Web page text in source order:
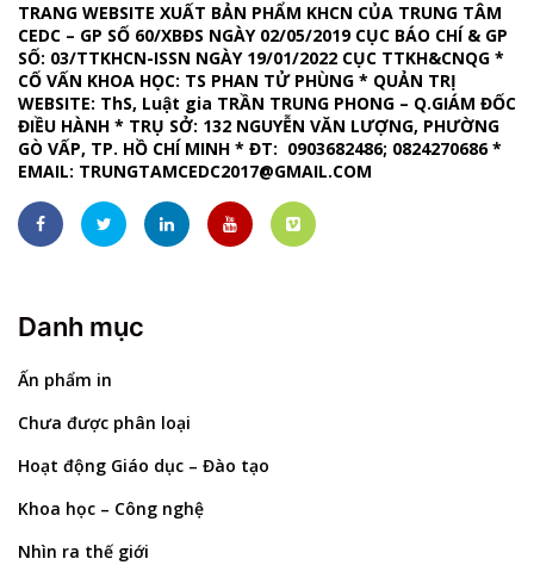
TRANG WEBSITE XUẤT BẢN PHẨM KHCN CỦA TRUNG TÂM
CEDC – GP SỐ 60/XBĐS NGÀY 02/05/2019 CỤC BÁO CHÍ & GP
SỐ: 03/TTKHCN-ISSN NGÀY 19/01/2022 CỤC TTKH&CNQG *
CỐ VẤN KHOA HỌC: TS PHAN TỬ PHÙNG * QUẢN TRỊ
WEBSITE: ThS, Luật gia TRẦN TRUNG PHONG – Q.GIÁM ĐỐC
ĐIỀU HÀNH * TRỤ SỞ: 132 NGUYỄN VĂN LƯỢNG, PHƯỜNG
GÒ VẤP, TP. HỒ CHÍ MINH * ĐT: 0903682486; 0824270686*
EMAIL: TRUNGTAMCEDC2017@GMAIL.COM
Danh mục
Ấn phẩm in
Chưa được phân loại
Hoạt động Giáo dục – Đào tạo
Khoa học – Công nghệ
Nhìn ra thế giới